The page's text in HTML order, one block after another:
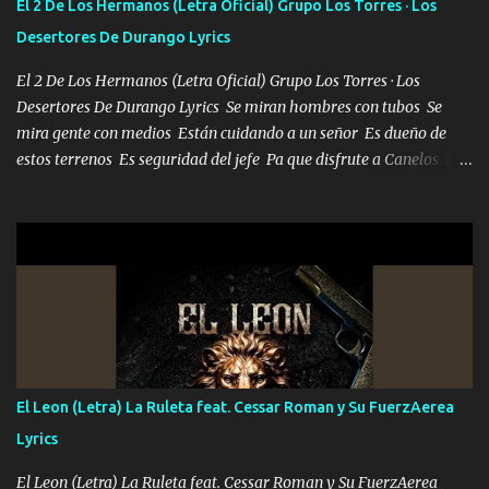
El 2 De Los Hermanos (Letra Oficial) Grupo Los Torres · Los
Desertores De Durango Lyrics
El 2 De Los Hermanos (Letra Oficial) Grupo Los Torres · Los
Desertores De Durango Lyrics Se miran hombres con tubos Se
mira gente con medios Están cuidando a un señor Es dueño de
estos terrenos Es seguridad del jefe Pa que disfrute a Canelos Es
ni tampoco las mujeres porque es platica de grandes por eso hay
que estar alegres doy las instrucciones para atender los deberes
Música Si es que salta algún problema de confianza tengo gente
ahí está el Hombre Cuarenta y también Pariente 7 arreglan
cualquier problema no más es cuestión que ordené NOS HACE
FALTA UN HERMANO DE CLAVE ERA EL 24 SIEMPRE FUE UN
HOMBRE VALIENTE POR ALGO M'URIÓ PELEAND0 SIEMPRE
VIO POR LA FAMILIA PARA QUE SIGA EL LEGADO Es el DOS de
los HERMANOS un cerebro inteligente y com...
El Leon (Letra) La Ruleta feat. Cessar Roman y Su FuerzAerea
Lyrics
El Leon (Letra) La Ruleta feat. Cessar Roman y Su FuerzAerea